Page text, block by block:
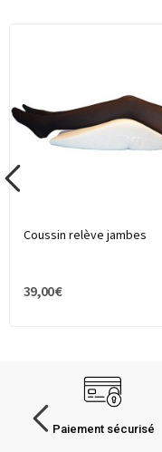
Coussin relève jambes
39,00 €
Paiement sécurisé